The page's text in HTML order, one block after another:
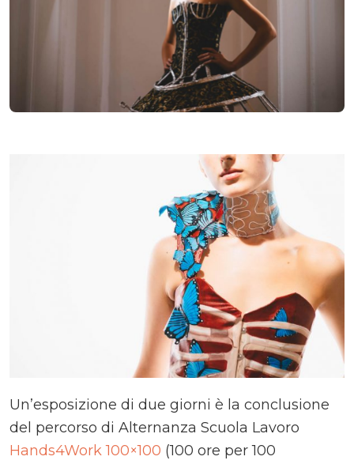
Un’esposizione di due giorni è la conclusione
del percorso di Alternanza Scuola Lavoro
Hands4Work 100×100 (100 ore per 100